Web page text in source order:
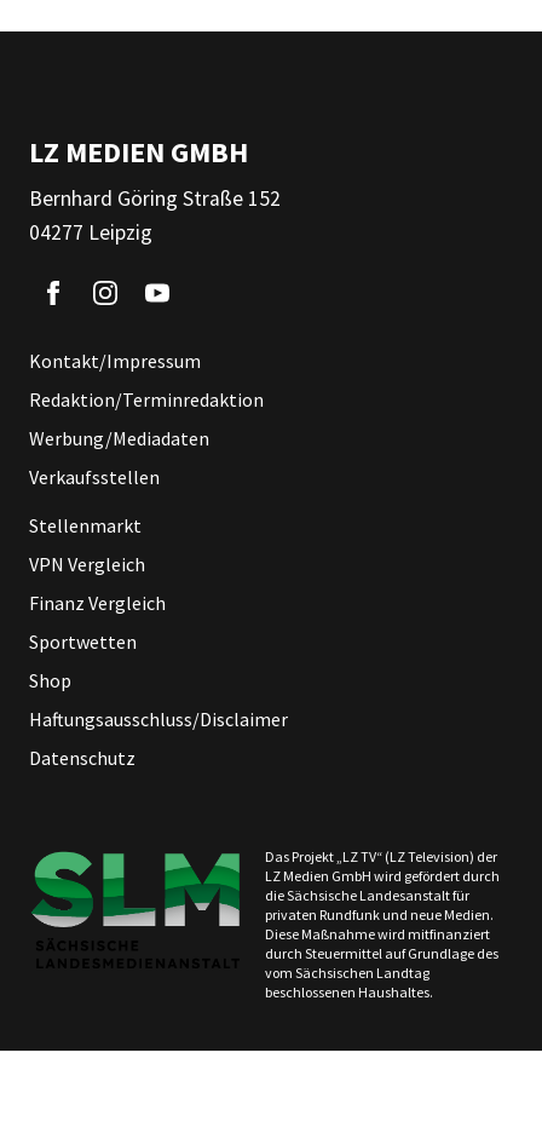
LZ MEDIEN GMBH
Bernhard Göring Straße 152
04277 Leipzig
Kontakt/Impressum
Redaktion/Terminredaktion
Werbung/Mediadaten
Verkaufsstellen
Stellenmarkt
VPN Vergleich
Finanz Vergleich
Sportwetten
Shop
Haftungsausschluss/Disclaimer
Datenschutz
Das Projekt „LZ TV“ (LZ Television) der
LZ Medien GmbH wird gefördert durch
die Sächsische Landesanstalt für
privaten Rundfunk und neue Medien.
Diese Maßnahme wird mitfinanziert
durch Steuermittel auf Grundlage des
vom Sächsischen Landtag
beschlossenen Haushaltes.